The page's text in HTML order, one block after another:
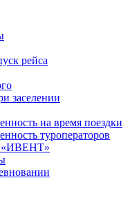
рейса
заселении
на время поездки
туроператоров
«ИВЕНТ»